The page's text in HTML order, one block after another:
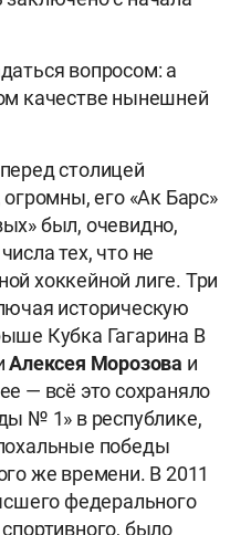
вопросом: а
качестве нынешней
столицей
его «Ак Барс»
был, очевидно,
тех, что не
хоккейной лиге. Три
историческую
Кубка Гагарина В
Алексея Морозова и
— всё это сохраняло
№ 1» в республике,
победы
же времени. В 2011
федерального
было